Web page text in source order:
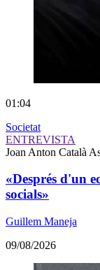
01:04
Societat
ENTREVISTA
Joan Anton Català
«Després d'un
socials»
Guillem Maneja
09/08/2026